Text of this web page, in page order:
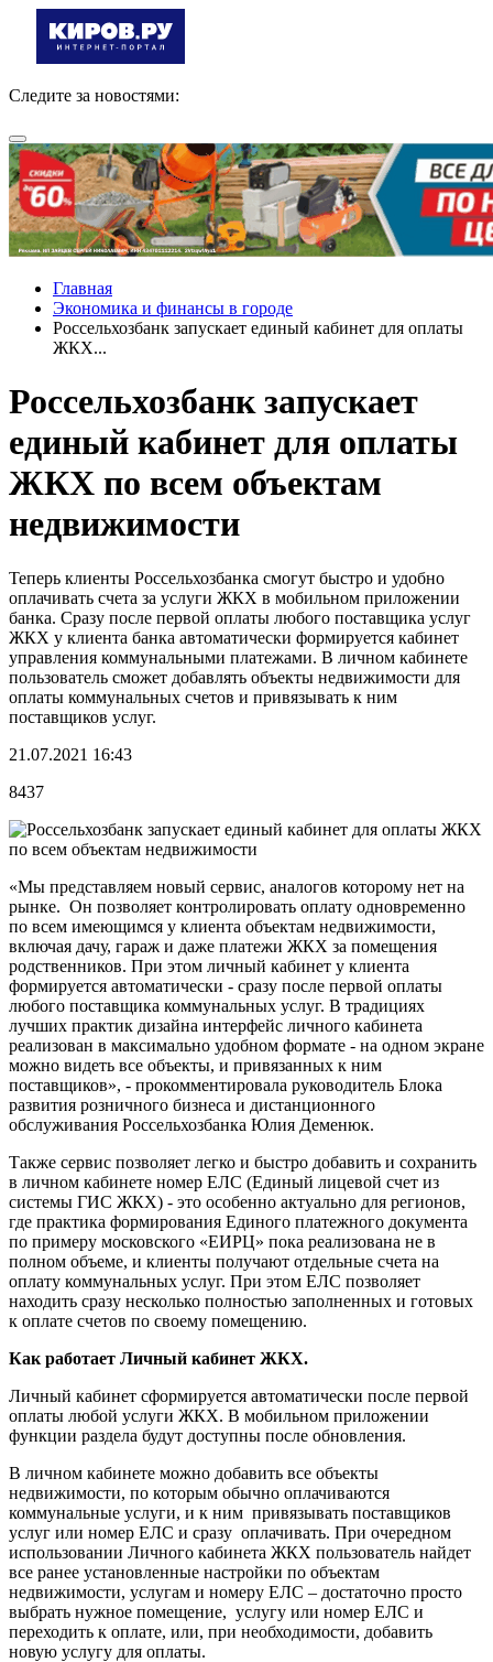
Следите за новостями:
Главная
Экономика и финансы в городе
Россельхозбанк запускает единый кабинет для оплаты
ЖКХ...
Россельхозбанк запускает
единый кабинет для оплаты
ЖКХ по всем объектам
недвижимости
Теперь клиенты Россельхозбанка смогут быстро и удобно
оплачивать счета за услуги ЖКХ в мобильном приложении
банка. Сразу после первой оплаты любого поставщика услуг
ЖКХ у клиента банка автоматически формируется кабинет
управления коммунальными платежами. В личном кабинете
пользователь сможет добавлять объекты недвижимости для
оплаты коммунальных счетов и привязывать к ним
поставщиков услуг.
21.07.2021 16:43
8437
«Мы представляем новый сервис, аналогов которому нет на
рынке. Он позволяет контролировать оплату одновременно
по всем имеющимся у клиента объектам недвижимости,
включая дачу, гараж и даже платежи ЖКХ за помещения
родственников. При этом личный кабинет у клиента
формируется автоматически - сразу после первой оплаты
любого поставщика коммунальных услуг. В традициях
лучших практик дизайна интерфейс личного кабинета
реализован в максимально удобном формате - на одном экране
можно видеть все объекты, и привязанных к ним
поставщиков», - прокомментировала руководитель Блока
развития розничного бизнеса и дистанционного
обслуживания Россельхозбанка Юлия Деменюк.
Также сервис позволяет легко и быстро добавить и сохранить
в личном кабинете номер ЕЛС (Единый лицевой счет из
системы ГИС ЖКХ) - это особенно актуально для регионов,
где практика формирования Единого платежного документа
по примеру московского «ЕИРЦ» пока реализована не в
полном объеме, и клиенты получают отдельные счета на
оплату коммунальных услуг. При этом ЕЛС позволяет
находить сразу несколько полностью заполненных и готовых
к оплате счетов по своему помещению.
Как работает Личный кабинет ЖКХ.
Личный кабинет сформируется автоматически после первой
оплаты любой услуги ЖКХ. В мобильном приложении
функции раздела будут доступны после обновления.
В личном кабинете можно добавить все объекты
недвижимости, по которым обычно оплачиваются
коммунальные услуги, и к ним привязывать поставщиков
услуг или номер ЕЛС и сразу оплачивать. При очередном
использовании Личного кабинета ЖКХ пользователь найдет
все ранее установленные настройки по объектам
недвижимости, услугам и номеру ЕЛС – достаточно просто
выбрать нужное помещение, услугу или номер ЕЛС и
переходить к оплате, или, при необходимости, добавить
новую услугу для оплаты.